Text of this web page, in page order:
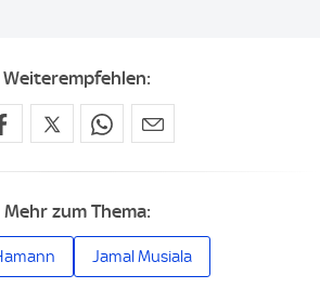
Weiterempfehlen:
Mehr zum Thema:
Jamal Musiala